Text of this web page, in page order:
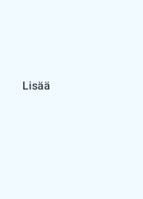
Lisää